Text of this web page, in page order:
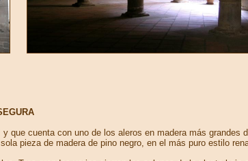
que cuenta con uno de los aleros en madera más
pieza de madera de pino negro, en el más puro estilo